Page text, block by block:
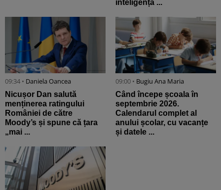
inteligența ...
09:34 • Daniela Oancea
Nicușor Dan salută
menținerea ratingului
României de către
Moody’s și spune că țara
„mai ...
09:00 • Bugiu ⁠Ana Maria
Când începe școala în
septembrie 2026.
Calendarul complet al
anului școlar, cu vacanțe
și datele ...